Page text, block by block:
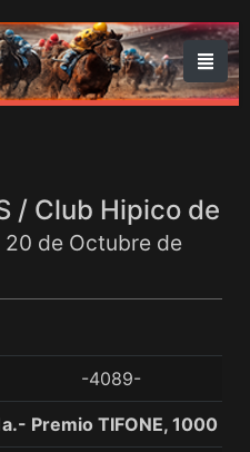
/ Club Hipico de
20 de Octubre de
-4089-
Premio TIFONE, 1000